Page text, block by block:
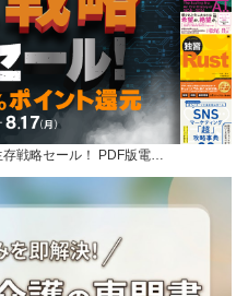
存戦略セール！ PDF版電…